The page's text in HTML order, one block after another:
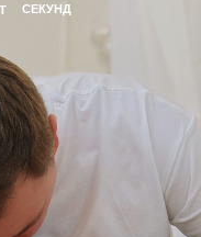
СЕКУНД